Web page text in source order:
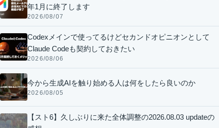
年1月に終了します
2026/08/07
Codexメインで使ってるけどセカンドオピニオンとして
Claude Codeも契約しておきたい
2026/08/06
今から生成AIを触り始める人は何をしたら良いのか
2026/08/05
【スト6】久しぶりに来た全体調整の2026.08.03 updateの